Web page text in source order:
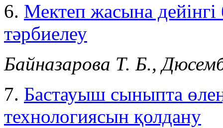
6. Мектеп жасына дейінгі
тәрбиелеу
Байназарова Т. Б.,
7. Бастауыш сыныпта
технологиясын қолдану